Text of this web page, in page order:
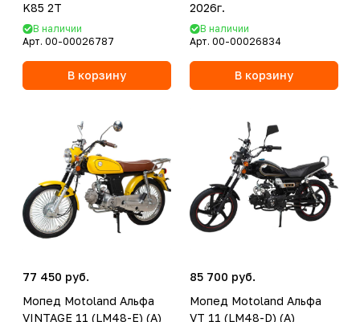
K85 2T
В наличии
Арт. 00-00026787
В корзину
2026г.
В наличии
Арт. 00-00026834
В корзину
77 450 руб.
Мопед Motoland Альфа
VINTAGE 11 (LM48-E) (A)
85 700 руб.
Мопед Motoland Альфа
VT 11 (LM48-D) (A)